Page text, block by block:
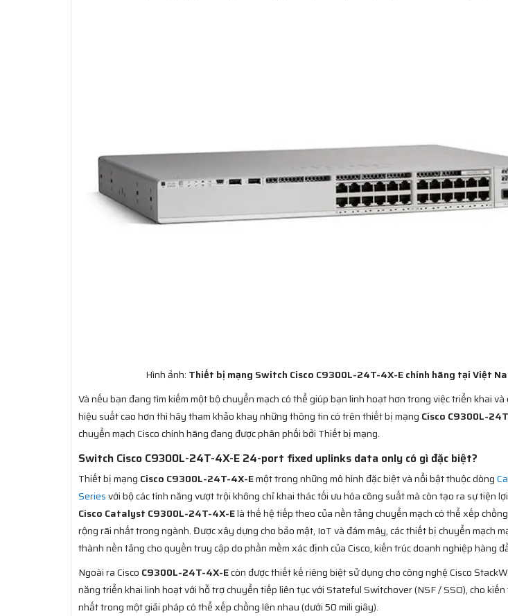
Hình ảnh: Thiết bị mạng Switch Cisco C9300L-24T-4X-E chính hãng tại Việt
Và nếu bạn đang tìm kiếm một bộ chuyển mạch có thể giúp bạn linh hoạt hơn trong việc triển khai
hiệu suất cao hơn thì hãy tham khảo khay những thông tin có trên thiết bị mạng Cisco C9300L-
chuyển mạch Cisco chính hãng đang được phân phối bởi Thiết bị mạng.
Switch Cisco C9300L-24T-4X-E 24-port fixed uplinks data only có gì đặc biệt?
Thiết bị mạng Cisco C9300L-24T-4X-Emột trong những mô hình đặc biệt và nổi bật thuộc dòng
Seriesvới bộ các tính năng vượt trội không chỉ khai thác tối ưu hóa công suất mà còn tạo ra sự tiện
Cisco Catalyst C9300L-24T-4X-Elà thế hệ tiếp theo của nền tảng chuyển mạch có thể xếp
rộng rãi nhất trong ngành. Được xây dựng cho bảo mật, IoT và đám mây, các thiết bị chuyển mạch
thành nền tảng cho quyền truy cập do phần mềm xác định của Cisco, kiến trúc doanh nghiệp hàng
Ngoài ra Cisco C9300L-24T-4X-Ecòn được thiết kế riêng biệt sử dụng cho công nghệ Cisco
năng triển khai linh hoạt với hỗ trợ chuyển tiếp liên tục với Stateful Switchover (NSF / SSO), cho
nhất trong một giải pháp có thể xếp chồng lên nhau (dưới 50 mili giây).